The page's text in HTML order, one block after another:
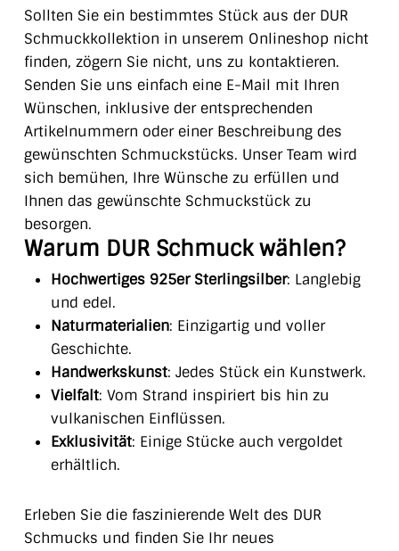
Sollten Sie ein bestimmtes Stück aus der DUR
Schmuckkollektion in unserem Onlineshop nicht
finden, zögern Sie nicht, uns zu kontaktieren.
Senden Sie uns einfach eine E-Mail mit Ihren
Wünschen, inklusive der entsprechenden
Artikelnummern oder einer Beschreibung des
gewünschten Schmuckstücks. Unser Team wird
sich bemühen, Ihre Wünsche zu erfüllen und
Ihnen das gewünschte Schmuckstück zu
besorgen.
Warum DUR Schmuck wählen?
Hochwertiges 925er Sterlingsilber: Langlebig
und edel.
Naturmaterialien: Einzigartig und voller
Geschichte.
Handwerkskunst: Jedes Stück ein Kunstwerk.
Vielfalt: Vom Strand inspiriert bis hin zu
vulkanischen Einflüssen.
Exklusivität: Einige Stücke auch vergoldet
erhältlich.
Erleben Sie die faszinierende Welt des DUR
Schmucks und finden Sie Ihr neues